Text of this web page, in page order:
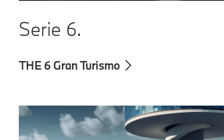
Serie 6.
THE 6 Gran Turismo